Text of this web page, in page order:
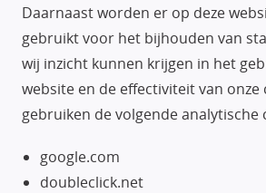
Daarnaast worden er op deze
gebruikt voor het bijhouden van
wij inzicht kunnen krijgen in het
website en de effectiviteit van onze
gebruiken de volgende analytische
google.com
doubleclick.net